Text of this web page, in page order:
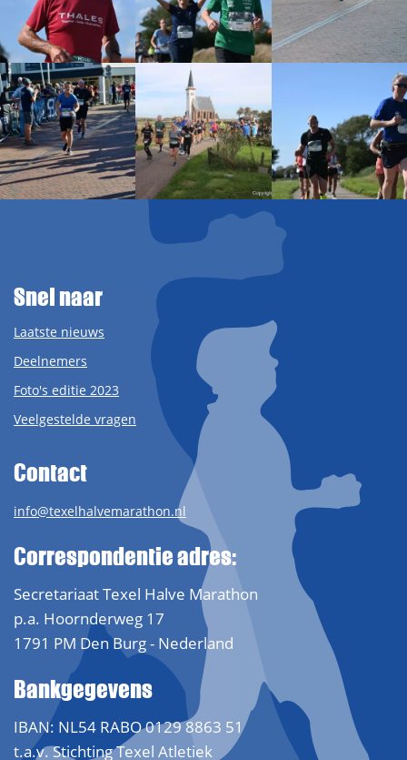
Snel naar
Laatste nieuws
Deelnemers
Foto's editie 2023
Veelgestelde vragen
Contact
info@texelhalvemarathon.nl
Correspondentie adres:
Secretariaat Texel Halve Marathon
p.a. Hoornderweg 17
1791 PM Den Burg - Nederland
Bankgegevens
IBAN: NL54 RABO 0129 8863 51
t.a.v. Stichting Texel Atletiek